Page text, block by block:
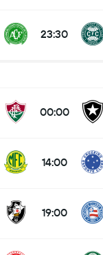
23:30
00:00
14:00
19:00